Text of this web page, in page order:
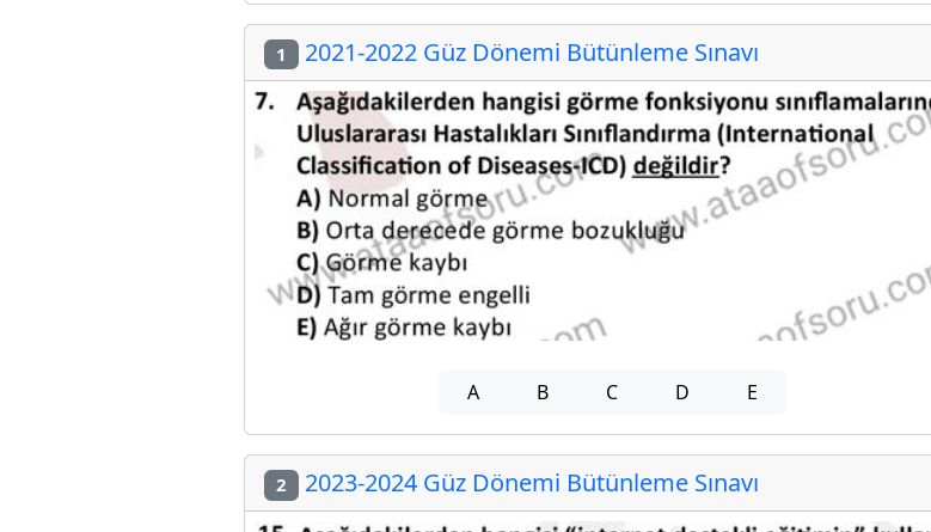
1 2021-2022 Güz Dönemi Bütünleme Sınavı
A B C D E
2 2023-2024 Güz Dönemi Bütünleme Sınavı